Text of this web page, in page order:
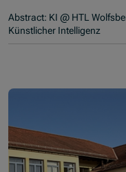
Abstract: KI @ HTL
Künstlicher Intelligenz